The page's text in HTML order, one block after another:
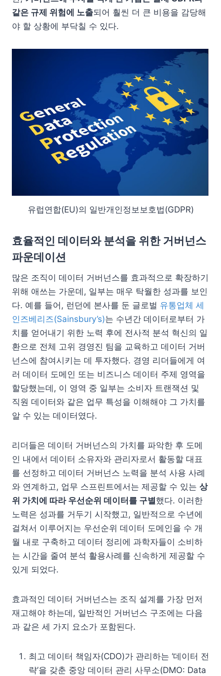
같은 규제 위험에 노출되어 훨씬 더 큰 비용을 감당해
야 할 상황에 부닥칠 수 있다.
유럽연합(EU)의 일반개인정보보호법(GDPR)
효율적인 데이터와 분석을 위한 거버넌스
파운데이션
많은 조직이 데이터 거버넌스를 효과적으로 확장하기
위해 애쓰는 가운데, 일부는 매우 탁월한 성과를 보인
다. 예를 들어, 런던에 본사를 둔 글로벌 유통업체 세
인즈베리즈(Sainsbury’s)는 수년간 데이터로부터 가
치를 얻어내기 위한 노력 후에 전사적 분석 혁신의 일
환으로 전체 고위 경영진 팀을 교육하고 데이터 거버
넌스에 참여시키는 데 투자했다. 경영 리더들에게 여
러 데이터 도메인 또는 비즈니스 데이터 주제 영역을
할당했는데, 이 영역 중 일부는 소비자 트랜잭션 및
직원 데이터와 같은 업무 특성을 이해해야 그 가치를
알 수 있는 데이터였다.
리더들은 데이터 거버넌스의 가치를 파악한 후 도메
인 내에서 데이터 소유자와 관리자로서 활동할 대표
를 선정하고 데이터 거버넌스 노력을 분석 사용 사례
와 연계하고, 업무 스프린트에서는 제공할 수 있는 상
위 가치에 따라 우선순위 데이터를 구별했다. 이러한
노력은 성과를 거두기 시작했고, 일반적으로 수년에
걸쳐서 이루어지는 우선순위 데이터 도메인을 수 개
월 내로 구축하고 데이터 정리에 과학자들이 소비하
는 시간을 줄여 분석 활용사례를 신속하게 제공할 수
있게 되었다.
효과적인 데이터 거버넌스는 조직 설계를 가장 먼저
재고해야 하는데, 일반적인 거버넌스 구조에는 다음
과 같은 세 가지 요소가 포함된다.
최고 데이터 책임자(CDO)가 관리하는 ‘데이터 전
략’을 갖춘 중앙 데이터 관리 사무소(DMO: Data